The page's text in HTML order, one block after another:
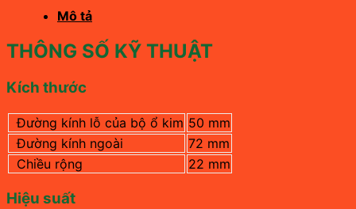
Mô tả
THÔNG SỐ KỸ THUẬT
Kích thước
Đường kính lỗ của bộ ổ kim 50 mm
Đường kính ngoài
72 mm
Chiều rộng
22 mm
Hiệu suất